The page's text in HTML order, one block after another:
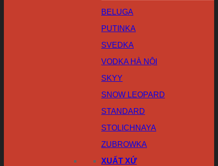
BELUGA
PUTINKA
SVEDKA
VODKA HÀ NỘI
SKYY
SNOW LEOPARD
STANDARD
STOLICHNAYA
ZUBROWKA
XUẤT XỨ